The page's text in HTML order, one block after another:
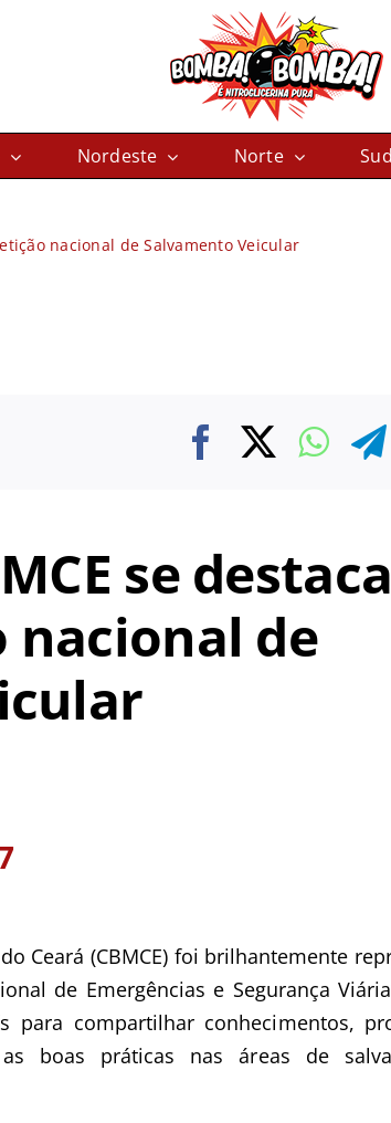
Nordeste Norte
nacional de Salvamento Veicular
se
nacional de
Ceará (CBMCE) foi brilhantemente
de Emergências e Segurança
compartilhar conhecimentos,
boas práticas nas áreas de